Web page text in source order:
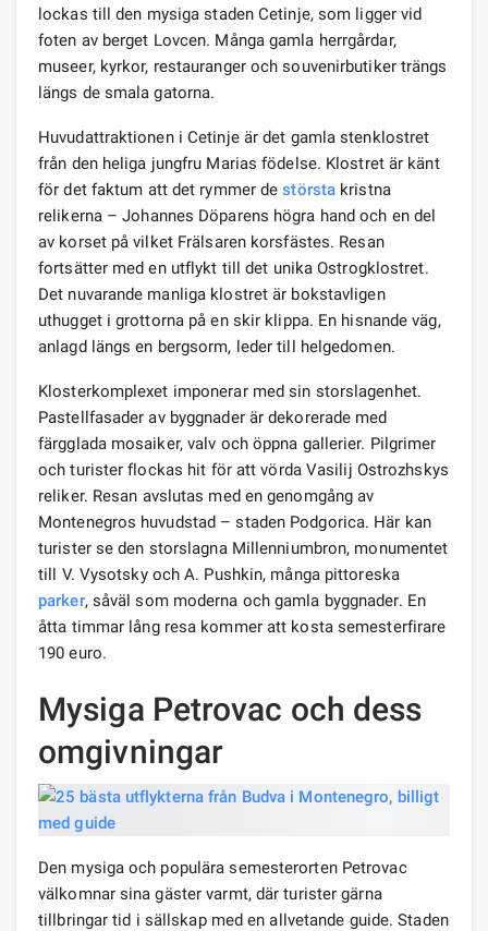
lockas till den mysiga staden Cetinje, som ligger vid
foten av berget Lovcen. Många gamla herrgårdar,
museer, kyrkor, restauranger och souvenirbutiker trängs
längs de smala gatorna.
Huvudattraktionen i Cetinje är det gamla stenklostret
från den heliga jungfru Marias födelse. Klostret är känt
för det faktum att det rymmer destörsta kristna
relikerna – Johannes Döparens högra hand och en del
av korset på vilket Frälsaren korsfästes. Resan
fortsätter med en utflykt till det unika Ostrogklostret.
Det nuvarande manliga klostret är bokstavligen
uthugget i grottorna på en skir klippa. En hisnande väg,
anlagd längs en bergsorm, leder till helgedomen.
Klosterkomplexet imponerar med sin storslagenhet.
Pastellfasader av byggnader är dekorerade med
färgglada mosaiker, valv och öppna gallerier. Pilgrimer
och turister flockas hit för att vörda Vasilij Ostrozhskys
reliker. Resan avslutas med en genomgång av
Montenegros huvudstad – staden Podgorica. Här kan
turister se den storslagna Millenniumbron, monumentet
till V. Vysotsky och A. Pushkin, många pittoreska
parker, såväl som moderna och gamla byggnader. En
åtta timmar lång resa kommer att kosta semesterfirare
190 euro.
Mysiga Petrovac och dess
omgivningar
Den mysiga och populära semesterorten Petrovac
välkomnar sina gäster varmt, där turister gärna
tillbringar tid i sällskap med en allvetande guide. Staden